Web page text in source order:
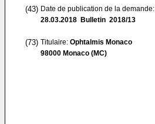
(43) Date de publication de la demande:
28.03.2018 Bulletin 2018/13
(73) Titulaire: Ophtalmis Monaco
98000 Monaco (MC)